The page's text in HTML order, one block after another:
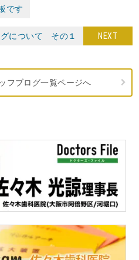
です
NEXT
について その１
フブログ一覧ページへ